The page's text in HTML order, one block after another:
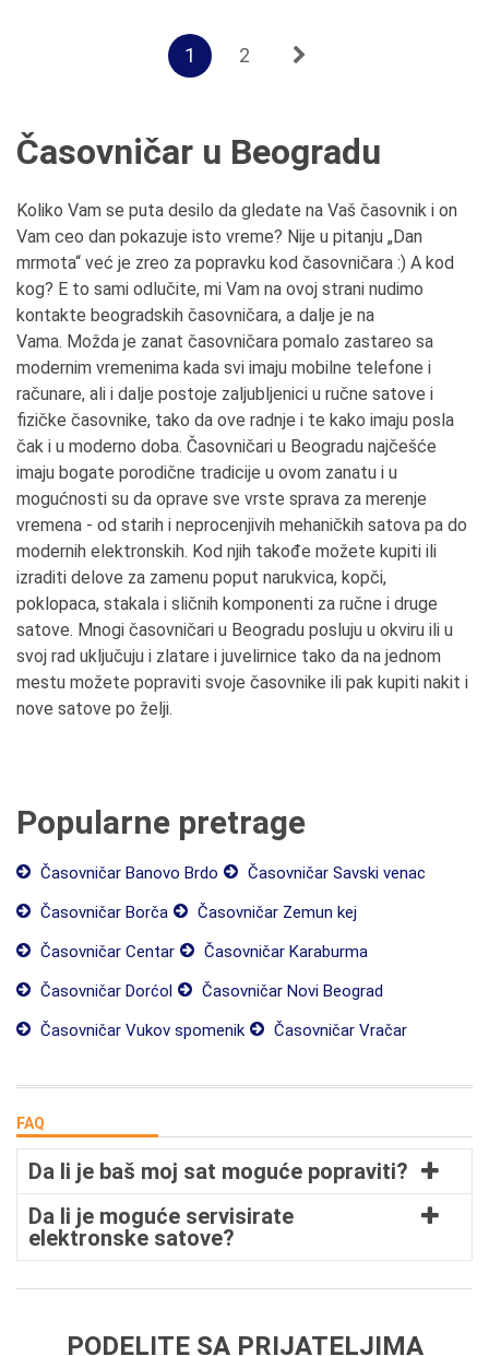
1 2
Časovničar u Beogradu
Koliko Vam se puta desilo da gledate na Vaš časovnik i on
Vam ceo dan pokazuje isto vreme? Nije u pitanju „Dan
mrmota“ već je zreo za popravku kod časovničara :) A kod
kog? E to sami odlučite, mi Vam na ovoj strani nudimo
kontakte beogradskih časovničara, a dalje je na
Vama. Možda je zanat časovničara pomalo zastareo sa
modernim vremenima kada svi imaju mobilne telefone i
računare, ali i dalje postoje zaljubljenici u ručne satove i
fizičke časovnike, tako da ove radnje i te kako imaju posla
čak i u moderno doba. Časovničari u Beogradu najčešće
imaju bogate porodične tradicije u ovom zanatu i u
mogućnosti su da oprave sve vrste sprava za merenje
vremena - od starih i neprocenjivih mehaničkih satova pa do
modernih elektronskih. Kod njih takođe možete kupiti ili
izraditi delove za zamenu poput narukvica, kopči,
poklopaca, stakala i sličnih komponenti za ručne i druge
satove. Mnogi časovničari u Beogradu posluju u okviru ili u
svoj rad uključuju i zlatare i juvelirnice tako da na jednom
mestu možete popraviti svoje časovnike ili pak kupiti nakit i
nove satove po želji.
Popularne pretrage
Časovničar Banovo Brdo
Časovničar Savski venac
Časovničar Borča
Časovničar Zemun kej
Časovničar Centar
Časovničar Karaburma
Časovničar Dorćol
Časovničar Novi Beograd
Časovničar Vukov spomenik
Časovničar Vračar
FAQ
Da li je baš moj sat moguće popraviti?
Da li je moguće servisirate
elektronske satove?
PODELITE SA PRIJATELJIMA